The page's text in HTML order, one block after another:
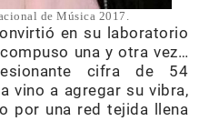
de Música 2017.
en su laboratorio
una y otra vez…
cifra de 54
vino a agregar su vibra,
por una red tejida llena